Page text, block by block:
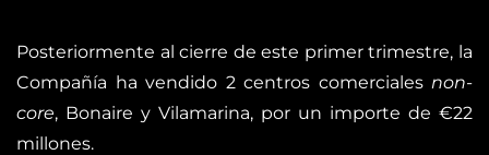
Posteriormente al cierre de este primer trimestre, la
Compañía ha vendido 2 centros comerciales non-
core, Bonaire y Vilamarina, por un importe de €22
millones.